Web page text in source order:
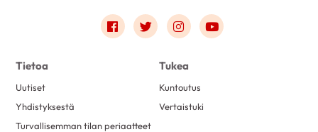
Link to facebook
Link to twitter
Link to instagram
Link to youtube
Tietoa
Uutiset
Yhdistyksestä
Turvallisemman tilan periaatteet
Tukea
Kuntoutus
Vertaistuki